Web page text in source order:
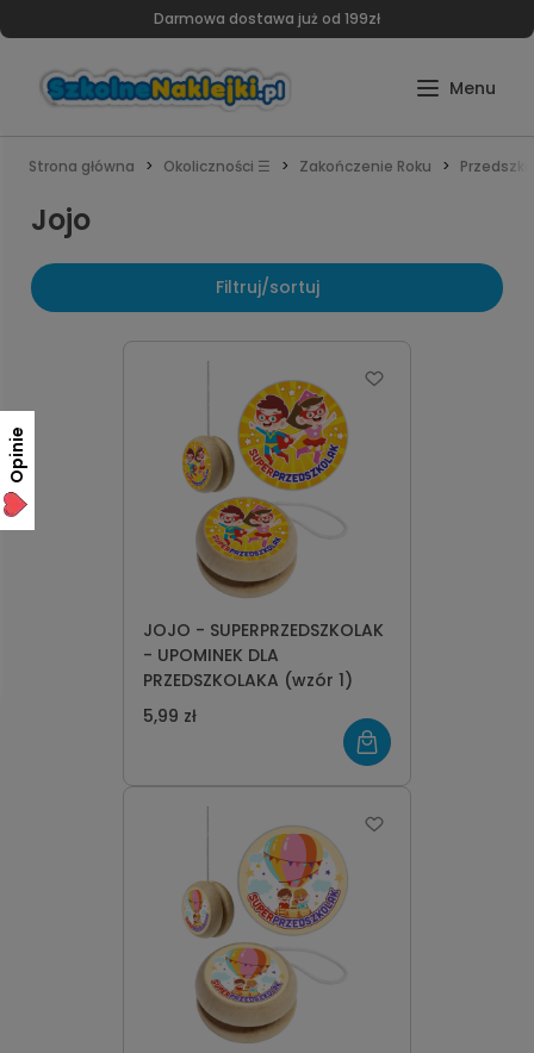
Darmowa dostawa już od 199zł
Strona główna Okoliczności ☰ Zakończenie Roku
Jojo
Filtruj/sortuj
JOJO - SUPERPRZEDSZKOLAK
- UPOMINEK DLA
PRZEDSZKOLAKA (wzór 1)
5,99 zł
Opinie